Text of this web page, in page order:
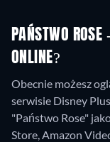
PAŃSTWO
ONLINE?
Obecnie możesz
serwisie Disney
"Państwo Rose"
Store, Amazon